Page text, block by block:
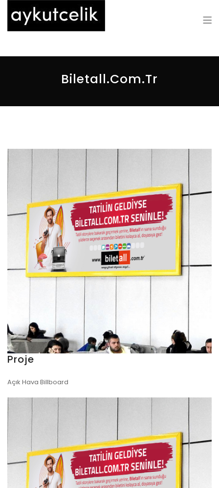
Biletall.com.tr
Proje
Açık Hava Billboard